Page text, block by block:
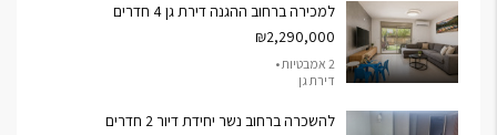
למכירה ברחוב ההגנה דירת גן 4 חדרים
₪2,290,000
2 אמבטיות •
דירת גן
להשכרה ברחוב נשר יחידת דיור 2 חדרים